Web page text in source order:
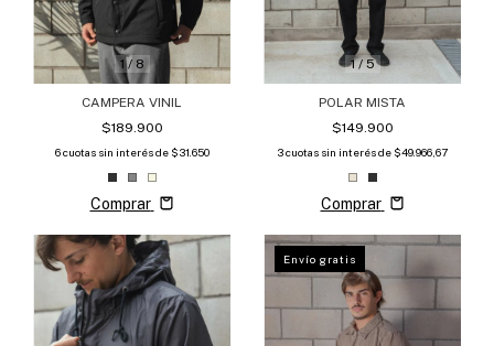
1/ 8
CAMPERA VINIL
$189.900
6 cuotas sin interés de $31.650
Comprar
1/5
POLAR MISTA
$149.900
3cuotas sin interés de $49.966,67
Comprar
Envío gratis